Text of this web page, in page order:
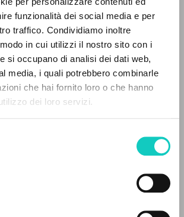
funzionalità dei social media e per
traffico. Condividiamo inoltre
in cui utilizzi il nostro sito con i
si occupano di analisi dei dati web,
media, i quali potrebbero combinarle
che hai fornito loro o che hanno
dei loro servizi.
RESULTS FOUND
MORE RESULTS